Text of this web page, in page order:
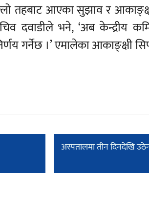
तहबाट आएका सुझाव र
दवाडीले भने, ‘अब केन्द्रीय
गर्नेछ ।’ एमालेका आकाङ्क्षी
अस्पतालमा तीन दिनदेखि